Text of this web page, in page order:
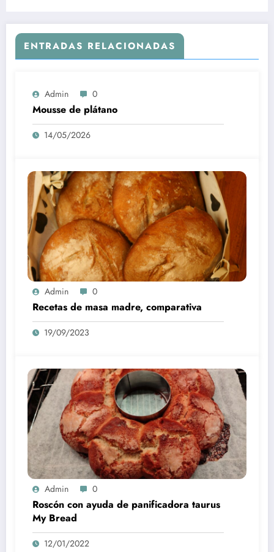
ENTRADAS RELACIONADAS
Admin 0
Mousse de plátano
14/05/2026
Admin 0
Recetas de masa madre, comparativa
19/09/2023
Admin 0
Roscón con ayuda de panificadora taurus
My Bread
12/01/2022